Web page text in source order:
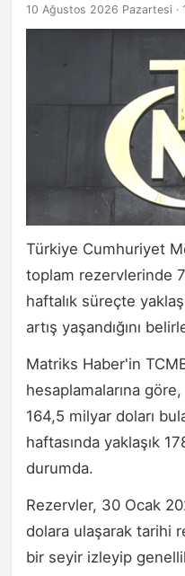
ALIŞVERIŞ
10 Ağustos 2026 Pazartesi ·
Türkiye Cumhuriyet
toplam rezervlerinde
haftalık süreçte
artış yaşandığını
Matriks Haber'in
hesaplamalarına
164,5 milyar doları
haftasında yaklaşık
durumda.
Rezervler, 30 Ocak
dolara ulaşarak tarihi
bir seyir izleyip